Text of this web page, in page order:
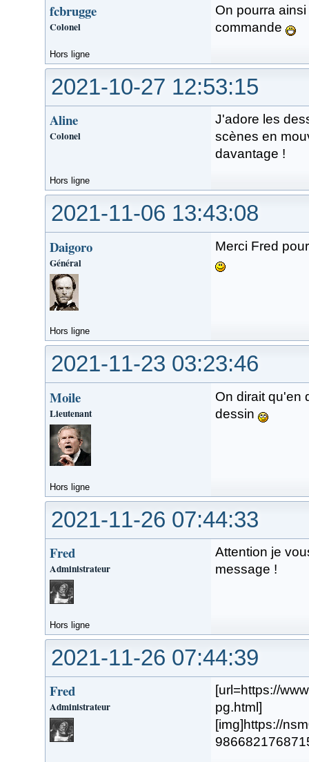
fcbrugge
Colonel
On pourra
commande
Hors ligne
2021-10-27 12:53:15
Aline
Colonel
J'adore les
scènes en
davantage !
Hors ligne
2021-11-06 13:43:08
Daigoro
Général
Merci Fred
Hors ligne
2021-11-23 03:23:46
Moile
Lieutenant
On dirait qu'en
dessin
Hors ligne
2021-11-26 07:44:33
Fred
Administrateur
Attention je
message !
Hors ligne
2021-11-26 07:44:39
Fred
Administrateur
[url=https://
pg.html]
[img]https://